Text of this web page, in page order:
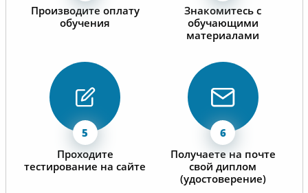
Производите оплату
обучения
Знакомитесь с
обучающими
материалами
Проходите
тестирование на сайте
Получаете на почте
свой диплом
(удостоверение)